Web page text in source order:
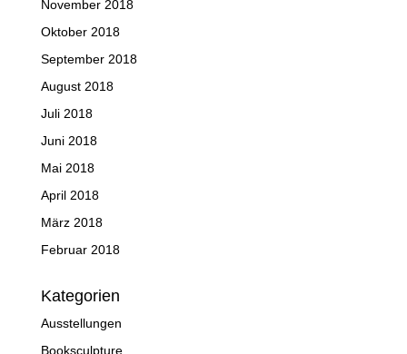
November 2018
Oktober 2018
September 2018
August 2018
Juli 2018
Juni 2018
Mai 2018
April 2018
März 2018
Februar 2018
Kategorien
Ausstellungen
Booksculpture